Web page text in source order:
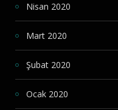
Nisan 2020
Mart 2020
Şubat 2020
Ocak 2020